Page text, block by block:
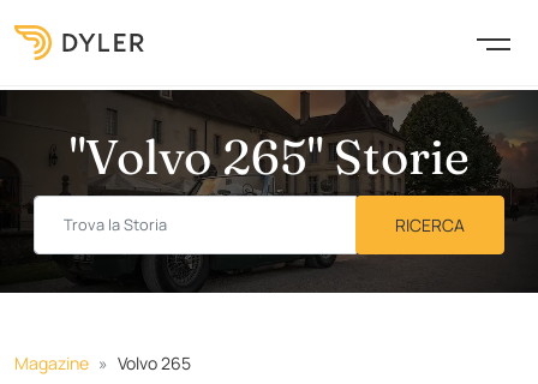
"Volvo 265" Storie
Magazine Volvo 265